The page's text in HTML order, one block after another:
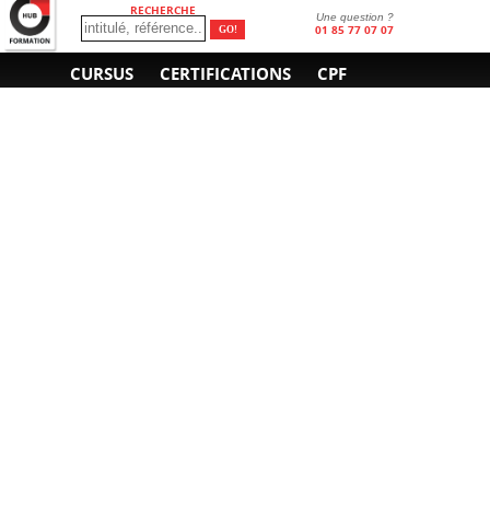
RECHERCHE Une question ?
01 85 77 07 07
CURSUS CERTIFICATIONS CPF